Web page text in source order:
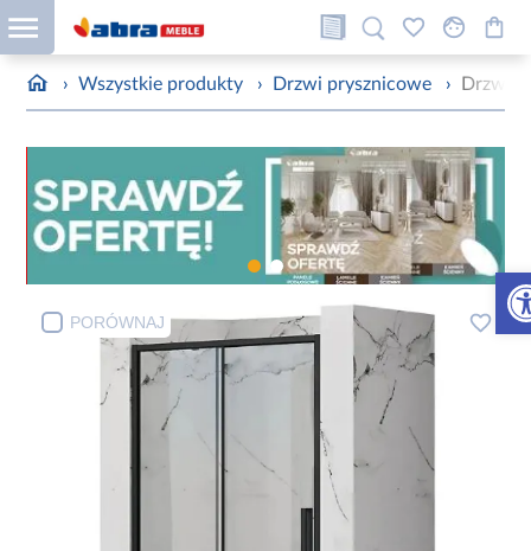
› Wszystkie produkty › Drzwi prysznicowe › Drzwi
PORÓWNAJ